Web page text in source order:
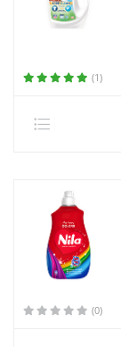
(1)
(0)